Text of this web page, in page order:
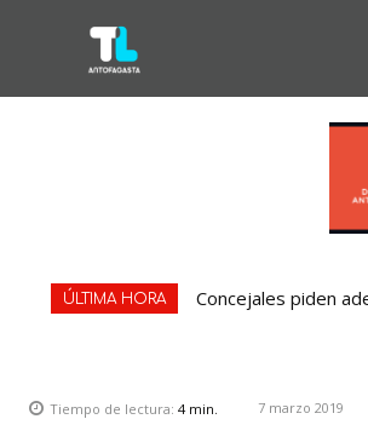
ÚLTIMA HORA Concejales piden
Tiempo de lectura: 4min. 7 marzo 2019